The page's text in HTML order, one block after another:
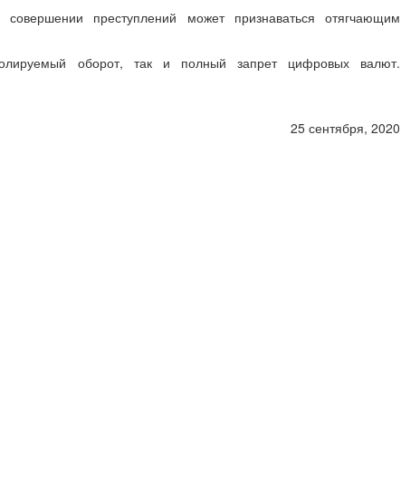
преступлений может признаваться отягчающим
оборот, так и полный запрет цифровых валют.
25 сентября, 2020